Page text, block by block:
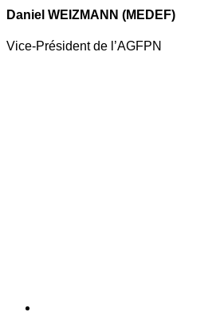
Daniel WEIZMANN (MEDEF)
Vice-Président de l’AGFPN